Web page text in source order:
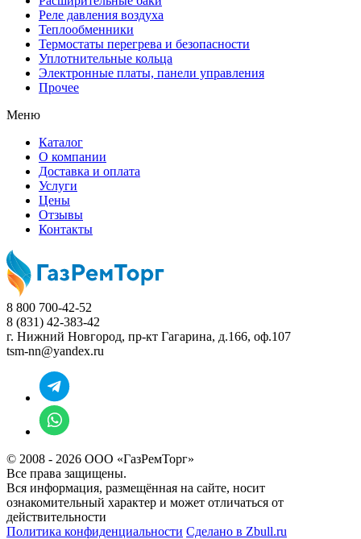
Реле давления воздуха
Теплообменники
Термостаты перегрева и безопасности
Уплотнительные кольца
Электронные платы, панели управления
Прочее
Меню
Каталог
О компании
Доставка и оплата
Услуги
Цены
Отзывы
Контакты
8 800 700-42-52
8 (831) 42-383-42
г. Нижний Новгород, пр-кт Гагарина, д.166, оф.107
tsm-nn@yandex.ru
© 2008 - 2026 ООО «ГазРемТорг»
Все права защищены.
Вся информация, размещённая на сайте, носит
ознакомительный характер и может отличаться от
действительности
Политика конфиденциальности Сделано в Zbull.ru